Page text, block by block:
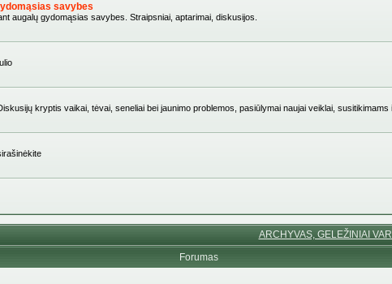
savybes
augalų gydomąsias savybes. Straipsniai, aptarimai, diskusijos.
kryptis vaikai, tėvai, seneliai bei jaunimo problemos, pasiūlymai naujai veiklai, susitikimams
ARCHYVAS, GELEŽINIAI
Forumas